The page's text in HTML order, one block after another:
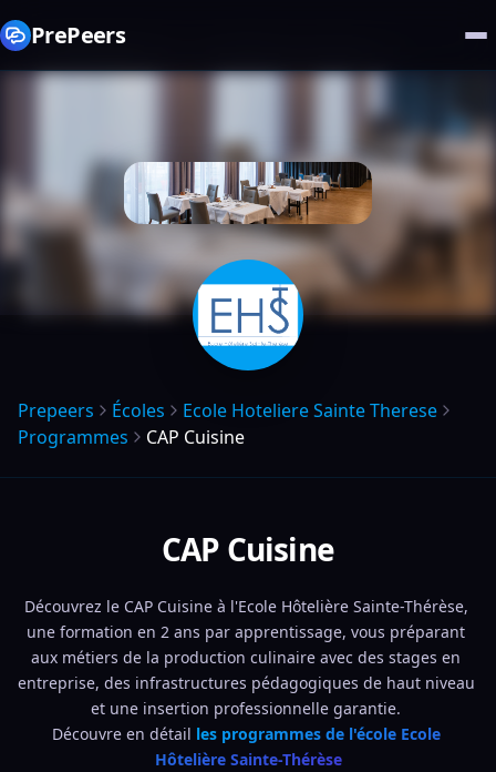
PrePeers
Prepeers Écoles
Ecole Hoteliere Sainte Therese
Programmes
CAP Cuisine
CAP Cuisine
Découvrez le CAP Cuisine à l'Ecole Hôtelière Sainte-Thérèse,
une formation en 2 ans par apprentissage, vous préparant
aux métiers de la production culinaire avec des stages en
entreprise, des infrastructures pédagogiques de haut niveau
et une insertion professionnelle garantie.
Découvre en détail les programmes de l'école Ecole
Hôtelière Sainte-Thérèse